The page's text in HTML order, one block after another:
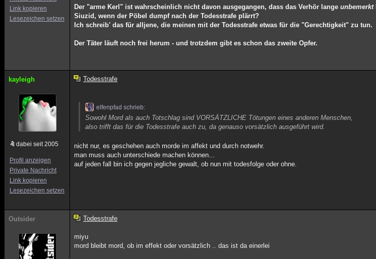
Link kopieren
Lesezeichen setzen
Der "arme Kerl" ist wahrscheinlich nicht davon ausgegangen, dass das Verhör langeunbemerkt
Siuzid, wenn der Pöbel dumpf nach der Todesstrafe plärrt?
Ich schreib' das für alljene, die meinen mit der Todesstrafe etwas für die "Gerechtigkeit" zu tun.
Der Täter läuft noch frei herum - und trotzdem gibt es schon das zweite Opfer.
kayleigh
dabei seit 2005
Profil anzeigen
Private Nachricht
Link kopieren
Lesezeichen setzen
Todesstrafe
elfenpfad schrieb:
Sowohl Mord als auch Totschlag sind VORSÄTZLICHE Tötungen eines anderen Menschen,
also trifft das für die Todesstrafe auch zu, da genauso vorsätzlich ausgeführt wird.
nicht nur, es geschehen auch morde im affekt und durch notwehr.
man muss auch unterschiede machen können...
auf jeden fall bin ich gegen jegliche gewalt, ob nun mit todesfolge oder ohne.
Outsider Todesstrafe
miyu
mord bleibt mord, ob im effekt oder vorsätzlich .. das ist da einerlei